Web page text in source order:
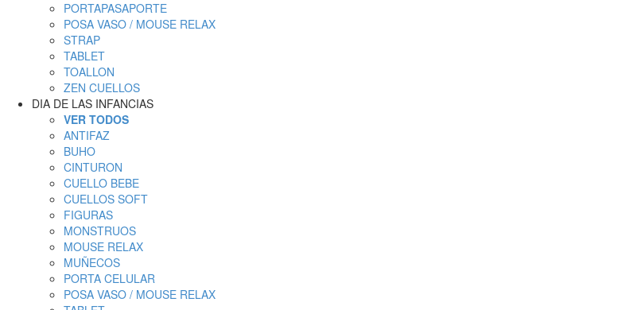
PORTAPASAPORTE
POSA VASO / MOUSE RELAX
STRAP
TABLET
TOALLON
ZEN CUELLOS
DIA DE LAS INFANCIAS
VER TODOS
ANTIFAZ
BUHO
CINTURON
CUELLO BEBE
CUELLOS SOFT
FIGURAS
MONSTRUOS
MOUSE RELAX
MUÑECOS
PORTA CELULAR
POSA VASO / MOUSE RELAX